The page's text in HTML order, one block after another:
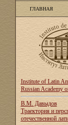
ГЛАВНАЯ
Institute of Latin
Russian Academy
В.М. Давыдов
Траектория и
отечественной